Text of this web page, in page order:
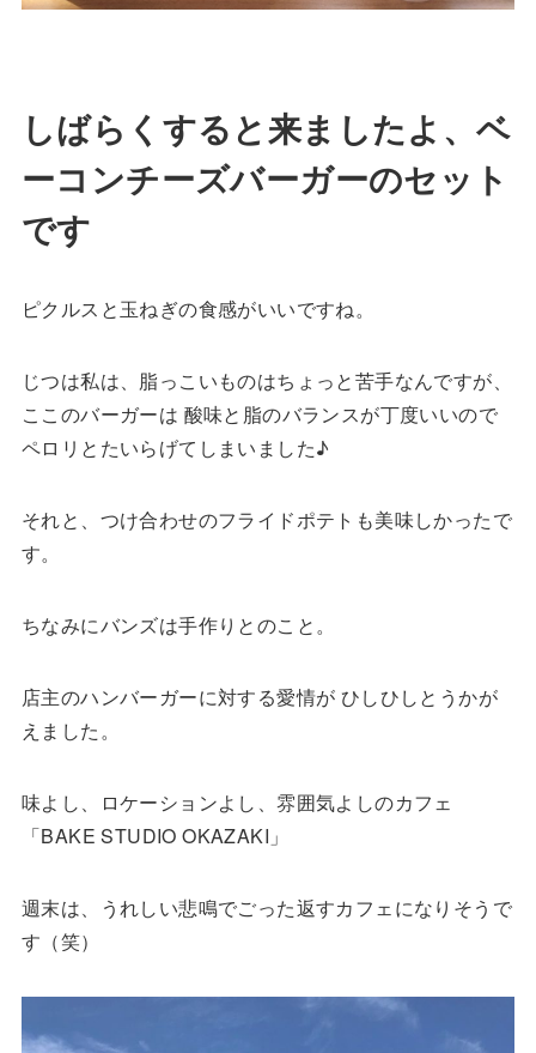
しばらくすると来ましたよ、ベ
ーコンチーズバーガーのセット
です
ピクルスと玉ねぎの食感がいいですね。
じつは私は、脂っこいものはちょっと苦手なんですが、
ここのバーガーは 酸味と脂のバランスが丁度いいので
ペロリとたいらげてしまいました♪
それと、つけ合わせのフライドポテトも美味しかったで
す。
ちなみにバンズは手作りとのこと。
店主のハンバーガーに対する愛情が ひしひしとうかが
えました。
味よし、ロケーションよし、雰囲気よしのカフェ
「BAKE STUDIO OKAZAKI」
週末は、うれしい悲鳴でごった返すカフェになりそうで
す（笑）